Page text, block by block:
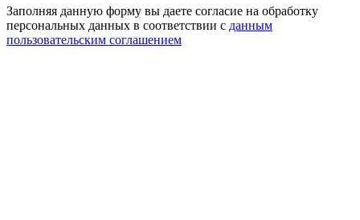
Заполняя данную форму вы даете согласие на обработку
персональных данных в соответствии с данным
пользовательским соглашением